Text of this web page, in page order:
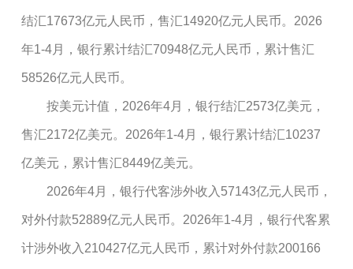
结汇17673亿元人民币，售汇14920亿元人民币。2026
年1-4月，银行累计结汇70948亿元人民币，累计售汇
58526亿元人民币。
按美元计值，2026年4月，银行结汇2573亿美元，
售汇2172亿美元。2026年1-4月，银行累计结汇10237
亿美元，累计售汇8449亿美元。
2026年4月，银行代客涉外收入57143亿元人民币，
对外付款52889亿元人民币。2026年1-4月，银行代客累
计涉外收入210427亿元人民币，累计对外付款200166